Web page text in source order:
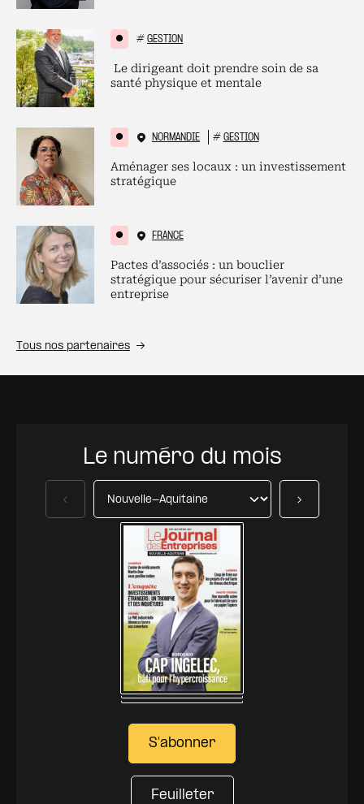
# GESTION
Le dirigeant doit prendre soin de sa
santé physique et mentale
NORMANDIE # GESTION
Aménager ses locaux : un investissement
stratégique
FRANCE
Pactes d’associés : un bouclier
stratégique pour sécuriser l’avenir d’une
entreprise
Tous nos partenaires
Le numéro du mois
S'abonner
Feuilleter
Précédent Suivant